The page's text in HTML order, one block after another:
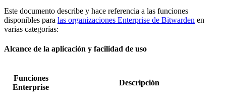
Este documento describe y hace referencia a las funciones
disponibles para las organizaciones Enterprise de Bitwarden en
varias categorías:
Alcance de la aplicación y facilidad de uso
Funciones
Enterprise
Descripción